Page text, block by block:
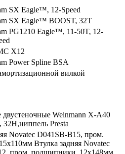
SX Eagle™, 12-Speed
SX Eagle™ BOOST, 32T
PG1210 Eagle™, 11-50T, 12-
X12
Power Spline BSA
вилкой
Weinmann X-A40
32Н,ниппель Presta
Novatec D041SB-B15, пром.
Втулка задняя Novatec